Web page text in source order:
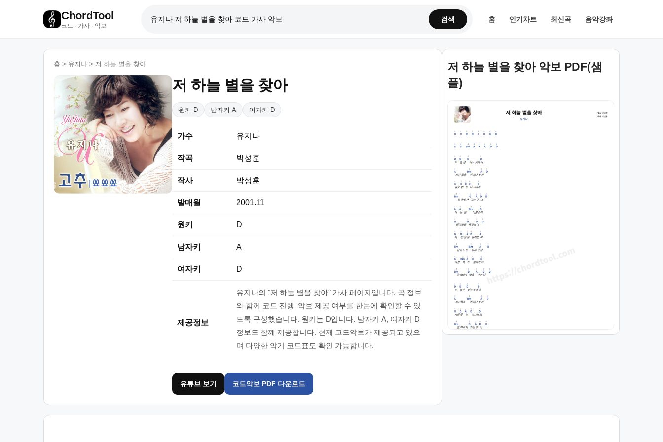
ChordTool
코드 · 가사 · 악보
검색 홈 인기차트 최신곡 음악강좌
홈 > 유지나 > 저 하늘 별을 찾아
저 하늘 별을 찾아
원키 D 남자키 A 여자키 D
가수 유지나
작곡 박성훈
작사 박성훈
발매월 2001.11
원키 D
남자키 A
여자키 D
제공정보
유지나의 "저 하늘 별을 찾아" 가사 페이지입니다. 곡 정보
와 함께 코드 진행, 악보 제공 여부를 한눈에 확인할 수 있
도록 구성했습니다. 원키는 D입니다. 남자키 A, 여자키 D
정보도 함께 제공합니다. 현재 코드악보가 제공되고 있으
며 다양한 악기 코드표도 확인 가능합니다.
유튜브 보기 코드악보 PDF 다운로드
저 하늘 별을 찾아 악보 PDF(샘
플)